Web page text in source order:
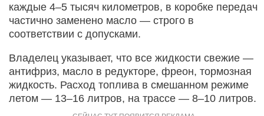
каждые 4–5 тысяч километров, в коробке передач
частично заменено масло — строго в
соответствии с допусками.
Владелец указывает, что все жидкости свежие —
антифриз, масло в редукторе, фреон, тормозная
жидкость. Расход топлива в смешанном режиме
летом — 13–16 литров, на трассе — 8–10 литров.